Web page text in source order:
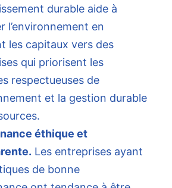
durable aide à
l’environnement en
les capitaux vers des
qui priorisent les
respectueuses de
et la gestion durable
éthique et
Les entreprises ayant
de bonne